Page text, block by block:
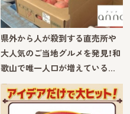
県外から人が殺到する直売所や
大人気のご当地グルメを発見！和
歌山で唯一人口が増えている…